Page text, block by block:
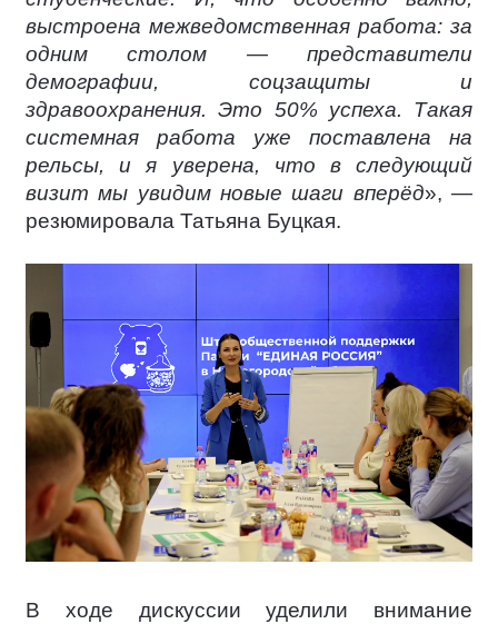
выстроена межведомственная работа: за
одним столом — представители
демографии, соцзащиты и
здравоохранения. Это 50% успеха. Такая
системная работа уже поставлена на
рельсы, и я уверена, что в следующий
визит мы увидим новые шаги вперёд», —
резюмировала Татьяна Буцкая.
В ходе дискуссии уделили внимание